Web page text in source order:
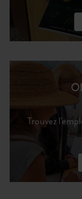
Trouvez